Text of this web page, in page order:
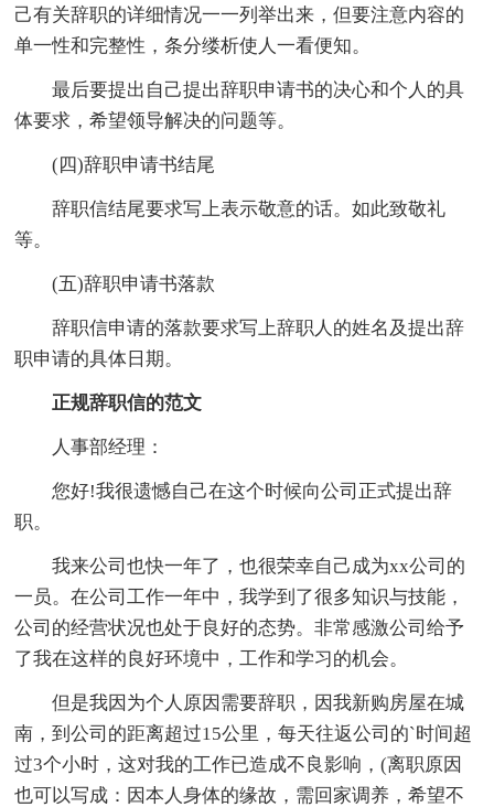
己有关辞职的详细情况一一列举出来，但要注意内容的
单一性和完整性，条分缕析使人一看便知。
最后要提出自己提出辞职申请书的决心和个人的具
体要求，希望领导解决的问题等。
(四)辞职申请书结尾
辞职信结尾要求写上表示敬意的话。如此致敬礼
等。
(五)辞职申请书落款
辞职信申请的落款要求写上辞职人的姓名及提出辞
职申请的具体日期。
正规辞职信的范文
人事部经理：
您好!我很遗憾自己在这个时候向公司正式提出辞
职。
我来公司也快一年了，也很荣幸自己成为xx公司的
一员。在公司工作一年中，我学到了很多知识与技能，
公司的经营状况也处于良好的态势。非常感激公司给予
了我在这样的良好环境中，工作和学习的机会。
但是我因为个人原因需要辞职，因我新购房屋在城
南，到公司的距离超过15公里，每天往返公司的`时间超
过3个小时，这对我的工作已造成不良影响，(离职原因
也可以写成：因本人身体的缘故，需回家调养，希望不